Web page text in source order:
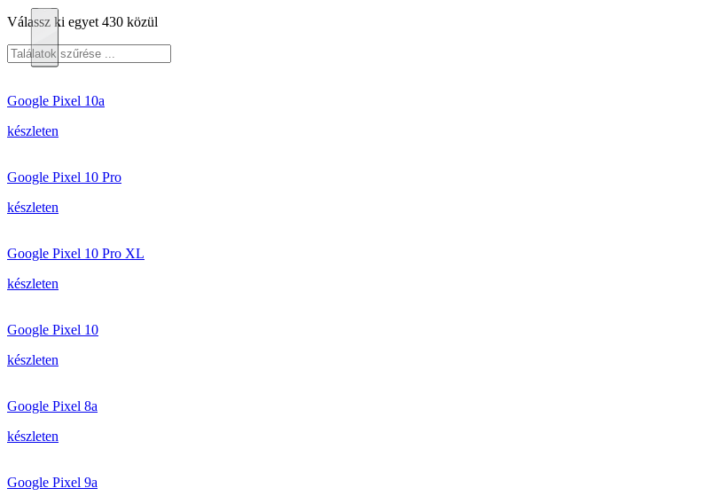
Válassz ki egyet 430 közül
Google Pixel 10a
készleten
Google Pixel 10 Pro
készleten
Google Pixel 10 Pro XL
készleten
Google Pixel 10
készleten
Google Pixel 8a
készleten
Google Pixel 9a